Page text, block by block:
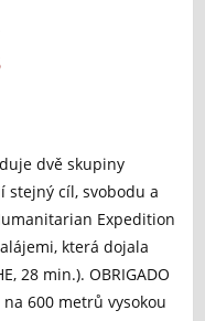
dvě skupiny
stejný cíl, svobodu a
Expedition
která dojala
28 min.). OBRIGADO
na 600 metrů vysokou